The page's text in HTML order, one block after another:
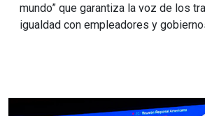
mundo” que garantiza la voz de los
igualdad con empleadores y